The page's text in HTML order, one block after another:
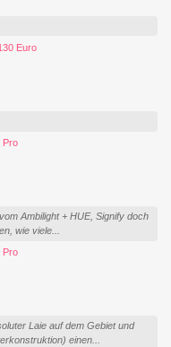
Euro
Pro
Ambilight + HUE, Signify doch
wie viele...
Pro
Laie auf dem Gebiet und
einen...